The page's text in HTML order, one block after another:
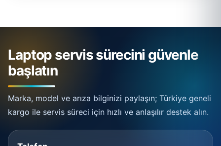
Laptop servis sürecini güvenle
başlatın
Marka, model ve arıza bilginizi paylaşın; Türkiye geneli
kargo ile servis süreci için hızlı ve anlaşılır destek alın.